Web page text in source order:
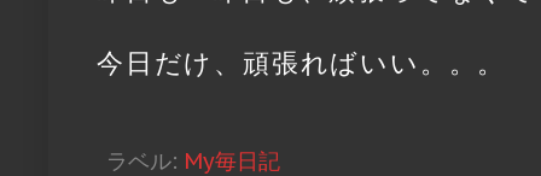
今日だけ、頑張ればいい。。。
ラベル: My毎日記